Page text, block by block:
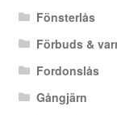
Fönsterlås
Förbuds &
Fordonslås
Gångjärn